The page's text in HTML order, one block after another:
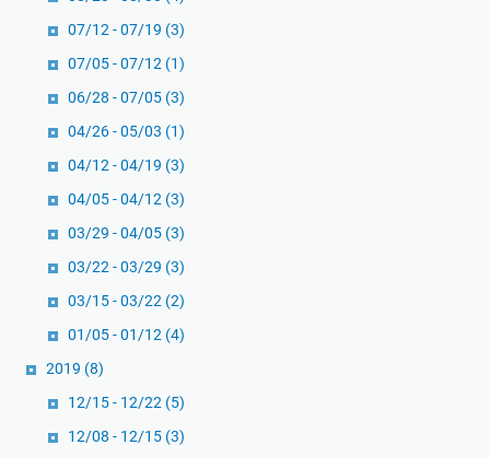
07/12 - 07/19 (3)
07/05 - 07/12 (1)
06/28 - 07/05 (3)
04/26 - 05/03 (1)
04/12 - 04/19 (3)
04/05 - 04/12 (3)
03/29 - 04/05 (3)
03/22 - 03/29 (3)
03/15 - 03/22 (2)
01/05 - 01/12 (4)
2019 (8)
12/15 - 12/22 (5)
12/08 - 12/15 (3)